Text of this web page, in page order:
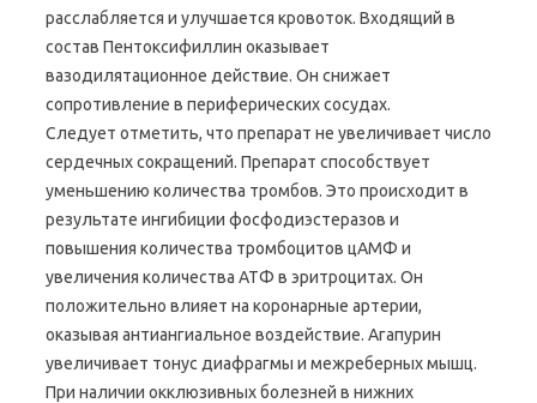
расслабляется и улучшается кровоток. Входящий в
состав Пентоксифиллин оказывает
вазодилятационное действие. Он снижает
сопротивление в периферических сосудах.
Следует отметить, что препарат не увеличивает число
сердечных сокращений. Препарат способствует
уменьшению количества тромбов. Это происходит в
результате ингибиции фосфодиэстеразов и
повышения количества тромбоцитов цАМФ и
увеличения количества АТФ в эритроцитах. Он
положительно влияет на коронарные артерии,
оказывая антиангиальное воздействие. Агапурин
увеличивает тонус диафрагмы и межреберных мышц.
При наличии окклюзивных болезней в нижних